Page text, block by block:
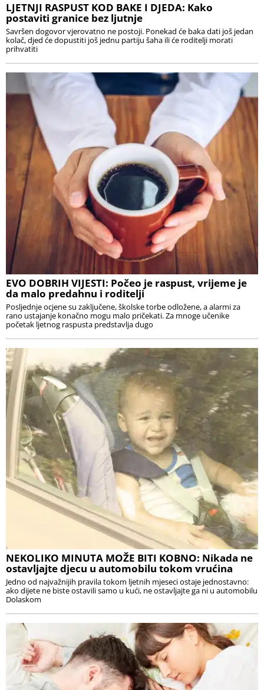
LJETNJI RASPUST KOD BAKE I DJEDA: Kako
postaviti granice bez ljutnje
Savršen dogovor vjerovatno ne postoji. Ponekad će baka dati još jedan
kolač, djed će dopustiti još jednu partiju šaha ili će roditelji morati
prihvatiti
EVO DOBRIH VIJESTI: Počeo je raspust, vrijeme je
da malo predahnu i roditelji
Posljednje ocjene su zaključene, školske torbe odložene, a alarmi za
rano ustajanje konačno mogu malo pričekati. Za mnoge učenike
početak ljetnog raspusta predstavlja dugo
NEKOLIKO MINUTA MOŽE BITI KOBNO: Nikada ne
ostavljajte djecu u automobilu tokom vrućina
Jedno od najvažnijih pravila tokom ljetnih mjeseci ostaje jednostavno:
ako dijete ne biste ostavili samo u kući, ne ostavljajte ga ni u automobilu
Dolaskom